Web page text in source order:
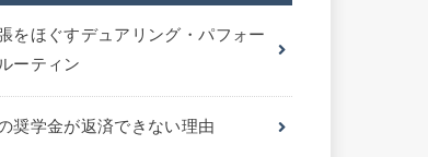
をほぐすデュアリング・パフォー
ーティン
奨学金が返済できない理由